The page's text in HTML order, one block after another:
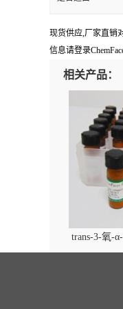
现货供应,厂家直销
信息请登录
相关产品：
trans-3-氧-
alpha-ionol